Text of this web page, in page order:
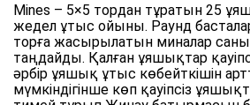
Mines – 5×5 тордан тұратын 25
жедел ұтыс ойыны. Раунд
торға жасырылатын миналар
таңдайды. Қалған ұяшықтар
әрбір ұяшық ұтыс көбейткішін
мүмкіндігінше көп қауіпсіз